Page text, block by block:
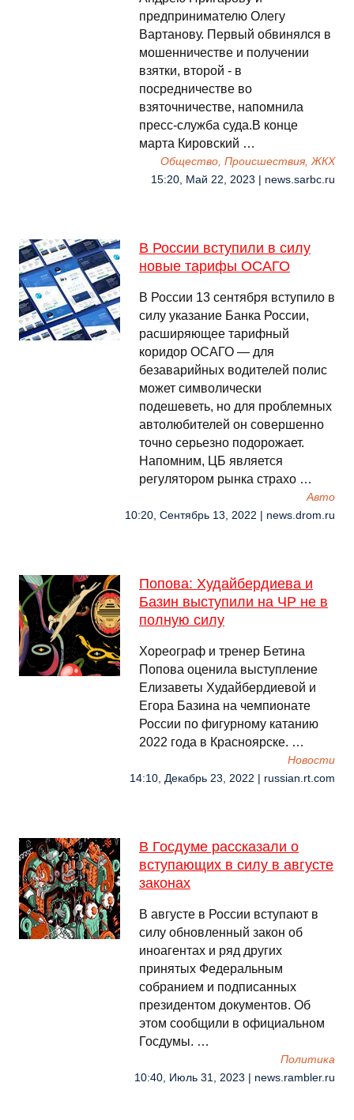
предпринимателю Олегу
Вартанову. Первый обвинялся в
мошенничестве и получении
взятки, второй - в
посредничестве во
взяточничестве, напомнила
пресс-служба суда.В конце
марта Кировский …
Общество, Происшествия, ЖКХ
15:20, Май 22, 2023 | news.sarbc.ru
В России вступили в силу
новые тарифы ОСАГО
В России 13 сентября вступило в
силу указание Банка России,
расширяющее тарифный
коридор ОСАГО — для
безаварийных водителей полис
может символически
подешеветь, но для проблемных
автолюбителей он совершенно
точно серьезно подорожает.
Напомним, ЦБ является
регулятором рынка страхо …
Авто
10:20, Сентябрь 13, 2022 | news.drom.ru
Попова: Худайбердиева и
Базин выступили на ЧР не в
полную силу
Хореограф и тренер Бетина
Попова оценила выступление
Елизаветы Худайбердиевой и
Егора Базина на чемпионате
России по фигурному катанию
2022 года в Красноярске. …
Новости
14:10, Декабрь 23, 2022 | russian.rt.com
В Госдуме рассказали о
вступающих в силу в августе
законах
В августе в России вступают в
силу обновленный закон об
иноагентах и ряд других
принятых Федеральным
собранием и подписанных
президентом документов. Об
этом сообщили в официальном
Госдумы. …
Политика
10:40, Июль 31, 2023 | news.rambler.ru